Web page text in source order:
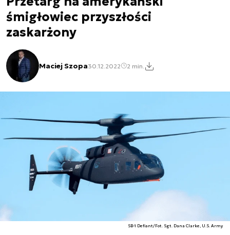
śmigłowiec przyszłości
zaskarżony
Maciej Szopa30.12.2022 2 min.
SB-1 Defiant/Fot. Sgt. Dana Clarke, U.S. Army